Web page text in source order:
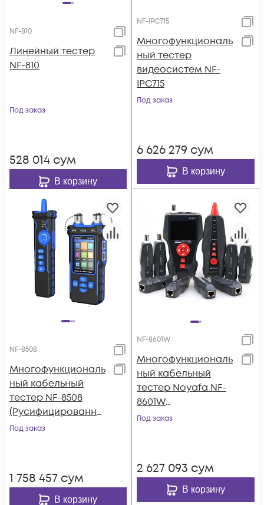
NF-810
Линейный тестер
NF-810
Под заказ
528 014 сум
В корзину
NF-IPC715
Многофункциональ
ный тестер
видеосистем NF-
IPC715
Под заказ
6 626 279 сум
В корзину
NF-8508
Многофункциональ
ный кабельный
тестер NF-8508
(Русифицированно
е меню)
Под заказ
1 758 457 сум
В корзину
NF-8601W
Многофункциональ
ный кабельный
тестер Noyafa NF-
8601W
(Русифицированно
Под заказ
2 627 093 сум
В корзину